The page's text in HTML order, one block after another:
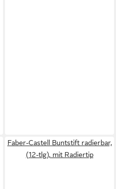
Faber-Castell Buntstift radierbar,
(12-tlg), mit Radiertip